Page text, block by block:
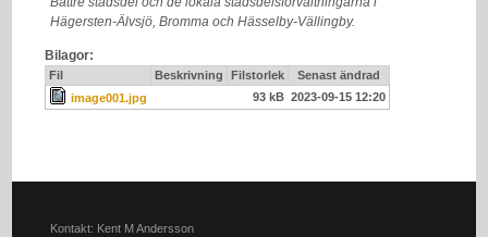
Hägersten-Älvsjö, Bromma och Hässelby-Vällingby.
Bilagor:
Fil Beskrivning Filstorlek
Senast ändrad
image001.jpg
93 kB 2023-09-15 12:20
Kontakt: Kent M Andersson